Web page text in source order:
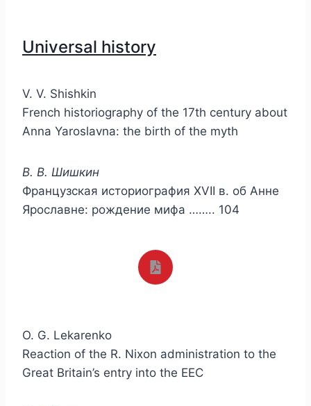
Universal history
V. V. Shishkin
French historiography of the 17th century about
Anna Yaroslavna: the birth of the myth
В. В. Шишкин
Французская историография XVII в. об Анне
Ярославне: рождение мифа …….. 104
O. G. Lekarenko
Reaction of the R. Nixon administration to the
Great Britain’s entry into the EEC